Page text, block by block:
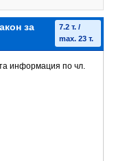
за
7.2 т. /
max. 23 т.
информация по чл.